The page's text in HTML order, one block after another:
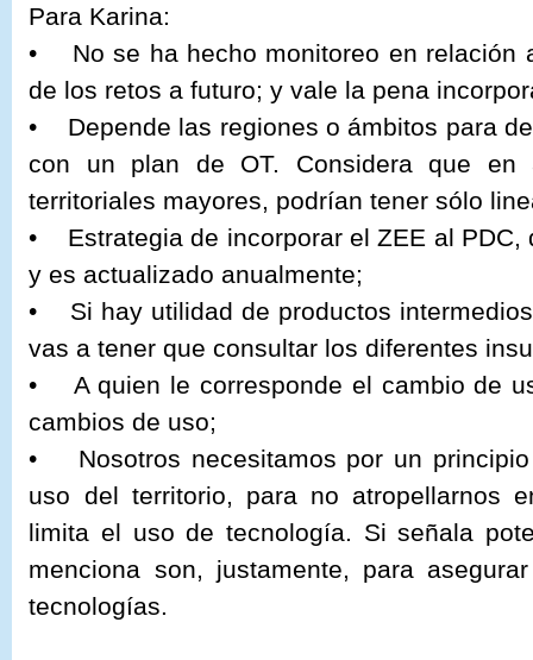
Para Karina:
• No se ha hecho monitoreo en relación
de los retos a futuro; y vale la pena
• Depende las regiones o ámbitos para
con un plan de OT. Considera que en
territoriales mayores, podrían tener sólo
• Estrategia de incorporar el ZEE al PDC,
y es actualizado anualmente;
• Si hay utilidad de productos
vas a tener que consultar los diferentes
• A quien le corresponde el cambio de
cambios de uso;
• Nosotros necesitamos por un
uso del territorio, para no atropellarnos
limita el uso de tecnología. Si señala
menciona son, justamente, para
tecnologías.